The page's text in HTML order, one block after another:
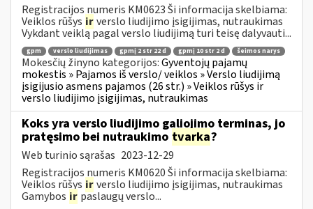
Registracijos numeris KM0623 Ši informacija skelbiama:
Veiklos rūšys irverslo liudijimo įsigijimas, nutraukimas
Vykdant veiklą pagal verslo liudijimą turi teisę dalyvauti...
gpm verslo liudijimas gpmį 2 str 22 d gpmį 10 str 2 d šeimos narys
Mokesčių žinyno kategorijos:Gyventojų pajamų
mokestis » Pajamos iš verslo/ veiklos » Verslo liudijimą
įsigijusio asmens pajamos (26 str.) » Veiklos rūšys ir
verslo liudijimo įsigijimas, nutraukimas
Koks yra verslo liudijimo galiojimo terminas, jo
pratęsimo bei nutraukimo tvarka?
Web turinio sąrašas 2023-12-29
Registracijos numeris KM0620 Ši informacija skelbiama:
Veiklos rūšys irverslo liudijimo įsigijimas, nutraukimas
Gamybos ir paslaugų verslo...